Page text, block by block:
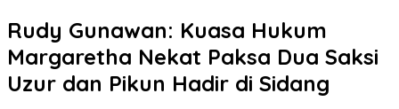
Rudy Gunawan: Kuasa Hukum
Margaretha Nekat Paksa Dua Saksi
Uzur dan Pikun Hadir di Sidang